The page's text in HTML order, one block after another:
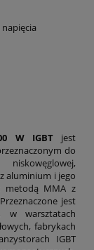
W IGBTjest
do
aluminium i jego
metodą MMA z
jest
w warsztatach
fabrykach
IGBT